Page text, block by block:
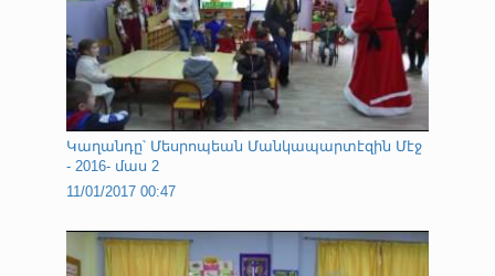
Կաղանդը՝ Մեսրոպեան Մանկապարտէզին Մէջ
- 2016- մաս 2
11/01/2017 00:47